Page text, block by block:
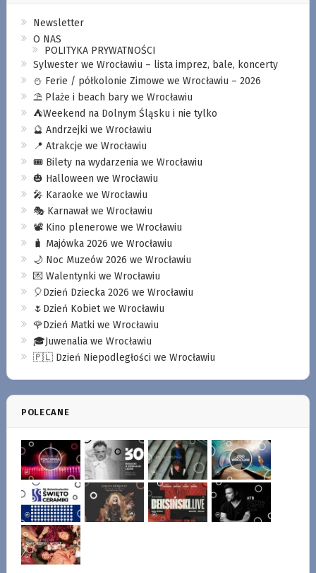
Newsletter
O NAS
POLITYKA PRYWATNOŚCI
Sylwester we Wrocławiu – lista imprez, bale, koncerty
⛄️ Ferie / półkolonie Zimowe we Wrocławiu – 2026
⛱️ Plaże i beach bary we Wrocławiu
⛺️Weekend na Dolnym Śląsku i nie tylko
🔮 Andrzejki we Wrocławiu
📍 Atrakcje we Wrocławiu
🎟️ Bilety na wydarzenia we Wrocławiu
🎃 Halloween we Wrocławiu
🎤 Karaoke we Wrocławiu
🎭 Karnawał we Wrocławiu
📽️ Kino plenerowe we Wrocławiu
🧳 Majówka 2026 we Wrocławiu
🌙 Noc Muzeów 2026 we Wrocławiu
💌 Walentynki we Wrocławiu
🎈Dzień Dziecka 2026 we Wrocławiu
🌷Dzień Kobiet we Wrocławiu
🌹Dzień Matki we Wrocławiu
🎓Juwenalia we Wrocławiu
🇵🇱 Dzień Niepodległości we Wrocławiu
POLECANE